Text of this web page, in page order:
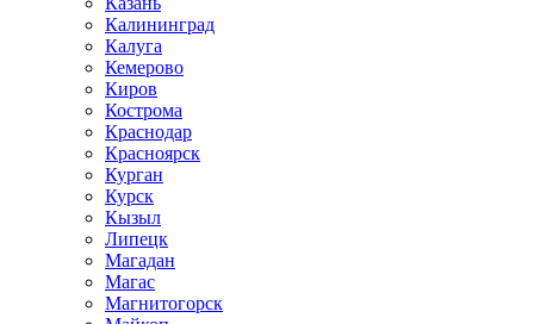
Калининград
Калуга
Кемерово
Киров
Кострома
Краснодар
Красноярск
Курган
Курск
Кызыл
Липецк
Магадан
Магас
Магнитогорск